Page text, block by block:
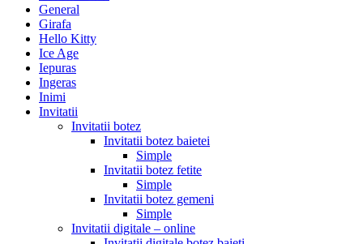
General
Girafa
Hello Kitty
Ice Age
Iepuras
Ingeras
Inimi
Invitatii
Invitatii botez
Invitatii botez baietei
Simple
Invitatii botez fetite
Simple
Invitatii botez gemeni
Simple
Invitatii digitale – online